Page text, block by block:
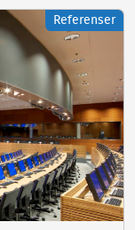
Referenser